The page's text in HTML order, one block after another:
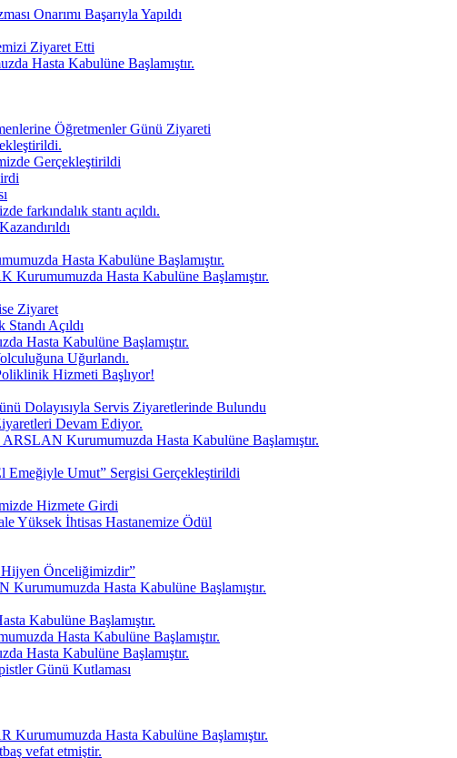
Onarımı Başarıyla Yapıldı
Ziyaret Etti
Hasta Kabulüne Başlamıştır.
Öğretmenler Günü Ziyareti
Gerçekleştirildi
farkındalık stantı açıldı.
Hasta Kabulüne Başlamıştır.
Kurumumuzda Hasta Kabulüne Başlamıştır.
Ziyaret
Standı Açıldı
Hasta Kabulüne Başlamıştır.
Uğurlandı.
Hizmeti Başlıyor!
Dolayısıyla Servis Ziyaretlerinde Bulundu
Devam Ediyor.
Kurumumuzda Hasta Kabulüne Başlamıştır.
Emeğiyle Umut” Sergisi Gerçekleştirildi
Hizmete Girdi
Yüksek İhtisas Hastanemize Ödül
Önceliğimizdir”
Kurumumuzda Hasta Kabulüne Başlamıştır.
Kabulüne Başlamıştır.
Hasta Kabulüne Başlamıştır.
Hasta Kabulüne Başlamıştır.
Günü Kutlaması
Kurumumuzda Hasta Kabulüne Başlamıştır.
vefat etmiştir.